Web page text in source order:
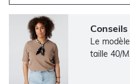
Le
taille 40/